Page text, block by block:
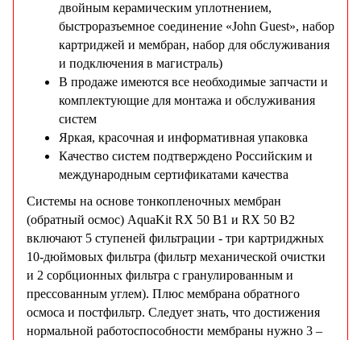
двойным керамическим уплотнением,
быстроразъемное соединение «John Guest», набор
картриджей и мембран, набор для обслуживания
и подключения в магистраль)
В продаже имеются все необходимые запчасти и
комплектующие для монтажа и обслуживания
систем
Яркая, красочная и информативная упаковка
Качество систем подтверждено Российским и
международным сертификатами качества
Системы на основе тонкопленочных мембран
(обратный осмос) AquaKit RX 50 B1 и RX 50 B2
включают 5 ступеней фильтрации - три картриджных
10-дюймовых фильтра (фильтр механической очистки
и 2 сорбционных фильтра с гранулированным и
прессованным углем). Плюс мембрана обратного
осмоса и постфильтр. Следует знать, что достижения
нормальной работоспособности мембраны нужно 3 –